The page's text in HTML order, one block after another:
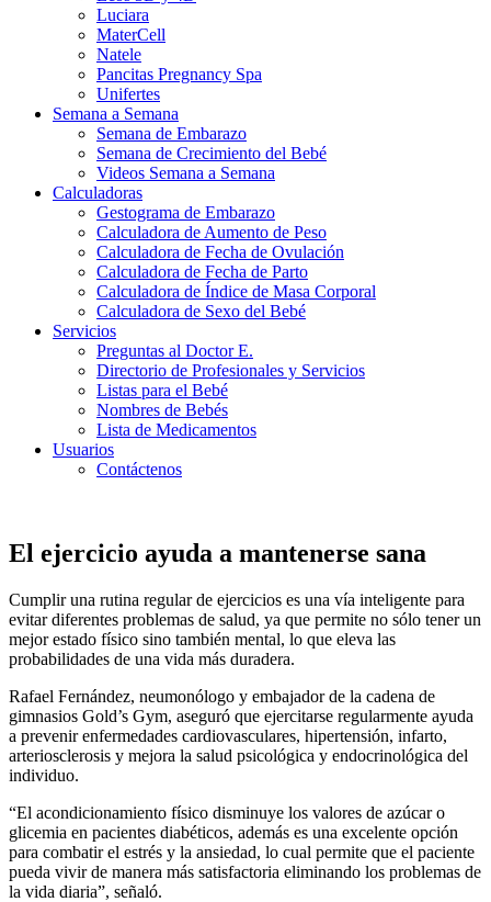
Luciara
MaterCell
Natele
Pancitas Pregnancy Spa
Unifertes
Semana a Semana
Semana de Embarazo
Semana de Crecimiento del Bebé
Videos Semana a Semana
Calculadoras
Gestograma de Embarazo
Calculadora de Aumento de Peso
Calculadora de Fecha de Ovulación
Calculadora de Fecha de Parto
Calculadora de Índice de Masa Corporal
Calculadora de Sexo del Bebé
Servicios
Preguntas al Doctor E.
Directorio de Profesionales y Servicios
Listas para el Bebé
Nombres de Bebés
Lista de Medicamentos
Usuarios
Contáctenos
El ejercicio ayuda a mantenerse sana
Cumplir una rutina regular de ejercicios es una vía inteligente para
evitar diferentes problemas de salud, ya que permite no sólo tener un
mejor estado físico sino también mental, lo que eleva las
probabilidades de una vida más duradera.
Rafael Fernández, neumonólogo y embajador de la cadena de
gimnasios Gold’s Gym, aseguró que ejercitarse regularmente ayuda
a prevenir enfermedades cardiovasculares, hipertensión, infarto,
arteriosclerosis y mejora la salud psicológica y endocrinológica del
individuo.
“El acondicionamiento físico disminuye los valores de azúcar o
glicemia en pacientes diabéticos, además es una excelente opción
para combatir el estrés y la ansiedad, lo cual permite que el paciente
pueda vivir de manera más satisfactoria eliminando los problemas de
la vida diaria”, señaló.